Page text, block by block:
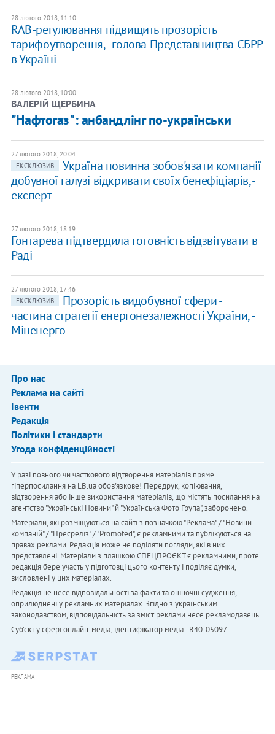
28 лютого 2018, 11:10
RAB-регулювання підвищить прозорість
тарифоутворення, - голова Представництва ЄБРР
в Україні
28 лютого 2018, 10:00
ВАЛЕРІЙ ЩЕРБИНА
"Нафтогаз": анбандлінг по-українськи
27 лютого 2018, 20:04
ЕКСКЛЮЗИВ
Україна повинна зобов'язати компанії
добувної галузі відкривати своїх бенефіціарів, -
експерт
27 лютого 2018, 18:19
Гонтарева підтвердила готовність відзвітувати в
Раді
27 лютого 2018, 17:46
ЕКСКЛЮЗИВ
Прозорість видобувної сфери -
частина стратегії енергонезалежності України, -
Міненерго
Про нас
Реклама на сайті
Івенти
Редакція
Політики і стандарти
Угода конфіденційності
У разі повного чи часткового відтворення матеріалів пряме
гіперпосилання на LB.ua обов'язкове! Передрук, копіювання,
відтворення або інше використання матеріалів, що містять посилання на
агентство "Українськi Новини" й "Українська Фото Група", заборонено.
Матеріали, які розміщуються на сайті з позначкою "Реклама" / "Новини
компаній" / "Пресреліз" / "Promoted", є рекламними та публікуються на
правах реклами. Редакція може не поділяти погляди, які в них
представлені. Матеріали з плашкою СПЕЦПРОЄКТ є рекламними, проте
редакція бере участь у підготовці цього контенту і поділяє думки,
висловлені у цих матеріалах.
Редакція не несе відповідальності за факти та оціночні судження,
оприлюднені у рекламних матеріалах. Згідно з українським
законодавством, відповідальність за зміст реклами несе рекламодавець.
Cуб'єкт у сфері онлайн-медіа; ідентифікатор медіа - R40-05097
РЕКЛАМА